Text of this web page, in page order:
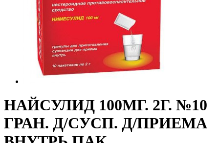
НАЙСУЛИД 100МГ. 2Г. №10
ГРАН. Д/СУСП. Д/ПРИЕМА